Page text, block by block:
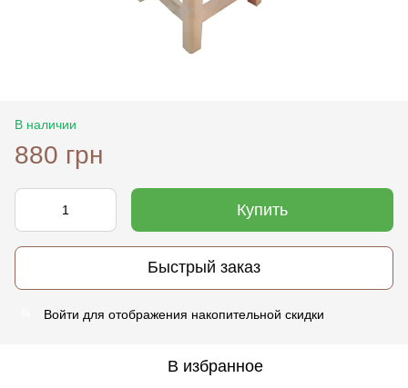
В наличии
880 грн
Купить
Быстрый заказ
Войти для отображения накопительной скидки
В избранное